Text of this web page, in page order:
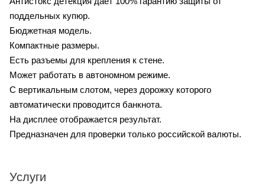
поддельных купюр.
Бюджетная модель.
Компактные размеры.
Есть разъемы для крепления к стене.
Может работать в автономном режиме.
С вертикальным слотом, через дорожку которого
автоматически проводится банкнота.
На дисплее отображается результат.
Предназначен для проверки только российской валюты.
Услуги